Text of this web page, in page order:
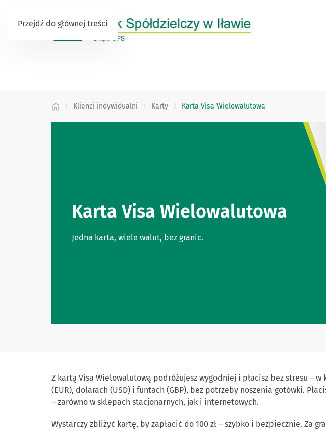
Przejdź do głównej treści
Klienci indywidualni Karty Karta Visa Wielowalutowa
Karta Visa Wielowalutowa
Jedna karta, wiele walut, bez granic.
Z kartą Visa Wielowalutową podróżujesz wygodniej i płacisz bez stresu –
(EUR), dolarach (USD) i funtach (GBP), bez potrzeby noszenia gotówki.
– zarówno w sklepach stacjonarnych, jak i internetowych.
Wystarczy zbliżyć kartę, by zapłacić do 100 zł – szybko i bezpiecznie. Za